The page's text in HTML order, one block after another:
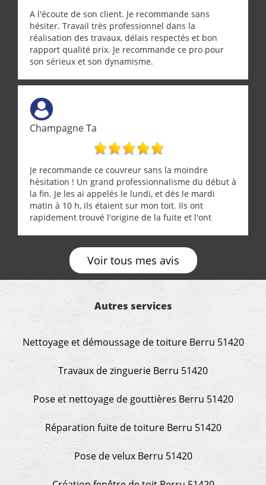
A l'écoute de son client. Je recommande sans
hésiter. Travail très professionnel dans la
réalisation des travaux, délais respectés et bon
rapport qualité prix. Je recommande ce pro pour
son sérieux et son dynamisme.
Champagne Ta
Je recommande ce couvreur sans la moindre
hésitation ! Un grand professionnalisme du début à
la fin. Je les ai appelés le lundi, et dès le mardi
matin à 10 h, ils étaient sur mon toit. Ils ont
rapidement trouvé l'origine de la fuite et l'ont
vraiment rassurant de pouvoir compter sur des
artisans aussi professionnels. Merci encore !
Voir tous mes avis
Autres services
Nettoyage et démoussage de toiture Berru 51420
Travaux de zinguerie Berru 51420
Pose et nettoyage de gouttières Berru 51420
Réparation fuite de toiture Berru 51420
Pose de velux Berru 51420